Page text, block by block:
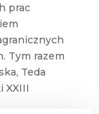
prac
Tym razem
Teda
XXIII